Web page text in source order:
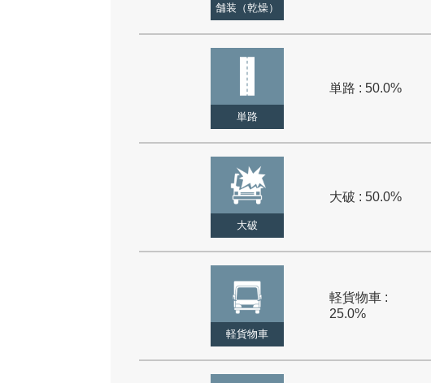
舗装（乾燥）
単路
単路 : 50.0%
大破
大破 : 50.0%
軽貨物車
軽貨物車 :
25.0%